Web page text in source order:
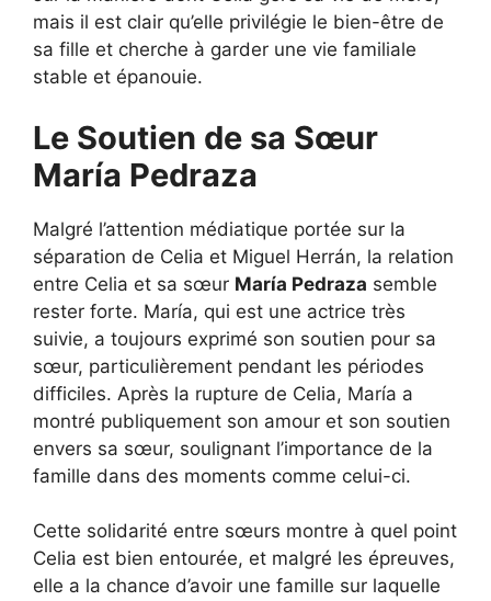
mais il est clair qu’elle privilégie le bien-être de
sa fille et cherche à garder une vie familiale
stable et épanouie.
Le Soutien de sa Sœur
María Pedraza
Malgré l’attention médiatique portée sur la
séparation de Celia et Miguel Herrán, la relation
entre Celia et sa sœur María Pedraza semble
rester forte. María, qui est une actrice très
suivie, a toujours exprimé son soutien pour sa
sœur, particulièrement pendant les périodes
difficiles. Après la rupture de Celia, María a
montré publiquement son amour et son soutien
envers sa sœur, soulignant l’importance de la
famille dans des moments comme celui-ci.
Cette solidarité entre sœurs montre à quel point
Celia est bien entourée, et malgré les épreuves,
elle a la chance d’avoir une famille sur laquelle